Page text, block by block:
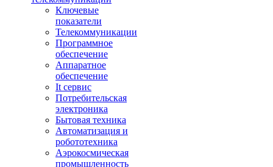
Ключевые
показатели
Телекоммуникации
Программное
обеспечение
Аппаратное
обеспечение
It сервис
Потребительская
электроника
Бытовая техника
Автоматизация и
робототехника
Аэрокосмическая
промышленность